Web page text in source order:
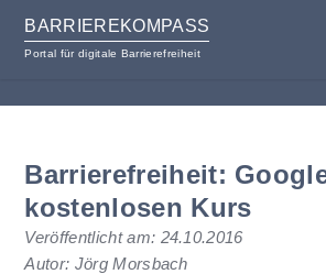
BARRIEREKOMPASS
Portal für digitale Barrierefreiheit
Barrierefreiheit:
kostenlosen Kurs
Veröffentlicht am: 24.10.2016
Autor: Jörg Morsbach